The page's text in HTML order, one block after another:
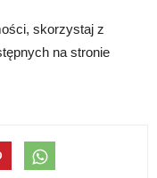
skorzystaj z
na stronie